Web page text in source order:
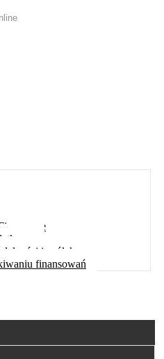
i spółek
finansowań